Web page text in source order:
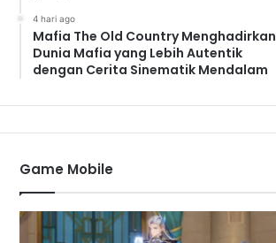
4 hari ago
Mafia The Old Country Menghadirkan
Dunia Mafia yang Lebih Autentik
dengan Cerita Sinematik Mendalam
Game Mobile